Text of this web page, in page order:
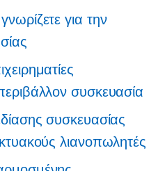
για την
συσκευασία
συσκευασίας
λιανοπωλητές